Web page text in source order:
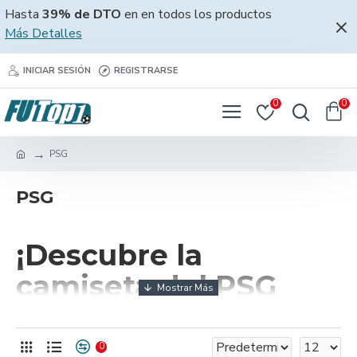
Hasta 39% de DTO en en todos los productos
Más Detalles
INICIAR SESIÓN REGISTRARSE
0 0
PSG
PSG
¡Descubre la
camiseta del PSG
0